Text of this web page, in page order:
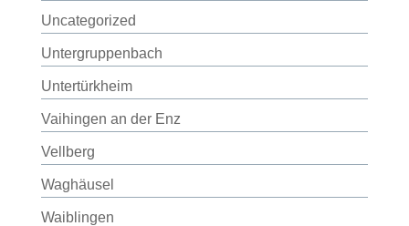
Uncategorized
Untergruppenbach
Untertürkheim
Vaihingen an der Enz
Vellberg
Waghäusel
Waiblingen